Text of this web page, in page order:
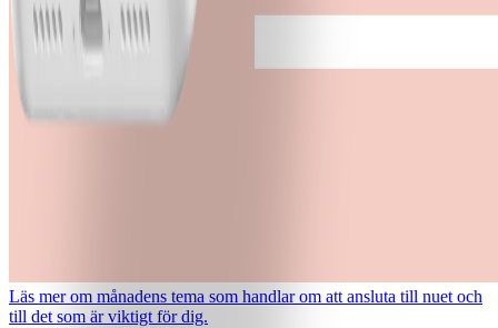
Läs mer om månadens tema som handlar om att ansluta till nuet och
till det som är viktigt för dig.